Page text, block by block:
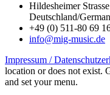
Hildesheimer
Deutschland/
+49 (0) 511-80 69
info@mig-music.de
Impressum /
location or does not exist.
and set your menu.